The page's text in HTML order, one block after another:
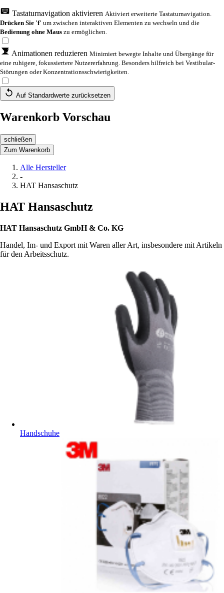
Tastaturnavigation aktivieren Aktiviert erweiterte Tastaturnavigation.
Drücken Sie 'f' um zwischen interaktiven Elementen zu wechseln und die
Bedienung ohne Maus zu ermöglichen.
Animationen reduzieren Minimiert bewegte Inhalte und Übergänge für
eine ruhigere, fokussiertere Nutzererfahrung. Besonders hilfreich bei Vestibular-
Störungen oder Konzentrationsschwierigkeiten.
Auf Standardwerte zurücksetzen
Warenkorb Vorschau
schließen
Zum Warenkorb
Alle Hersteller
-
HAT Hansaschutz
HAT Hansaschutz
HAT Hansaschutz GmbH & Co. KG
Handel, Im- und Export mit Waren aller Art, insbesondere mit Artikeln
für den Arbeitsschutz.
Handschuhe